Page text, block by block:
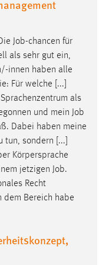
Job-chancen für
als sehr gut ein,
innen haben alle
Für welche [...]
als
und mein Job
Dabei haben meine
tun, sondern [...]
Körpersprache
jetzigen Job.
Recht
dem Bereich habe